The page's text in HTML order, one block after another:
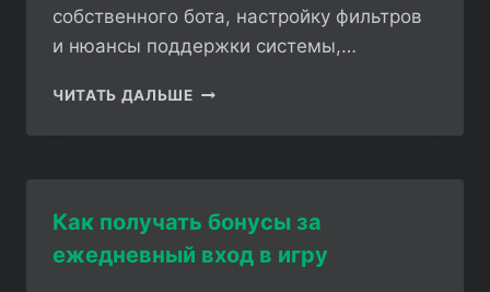
собственного бота, настройку фильтров
и нюансы поддержки системы,…
ЧИТАТЬ ДАЛЬШЕ КАК
ЧЕРЕЗ
TELEGRAM
Как получать бонусы за
ежедневный вход в игру